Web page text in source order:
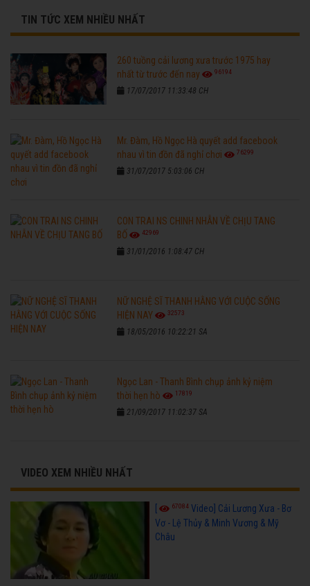
TIN TỨC XEM NHIỀU NHẤT
260 tuồng cải lương xưa trước 1975 hay
nhất từ trước đến nay
96194
17/07/2017 11:33:48 CH
Mr. Đàm, Hồ Ngọc Hà quyết add facebook
nhau vì tin đồn đã nghỉ chơi
76299
31/07/2017 5:03:06 CH
CON TRAI NS CHINH NHẪN VỀ CHỊU TANG
BỐ
42969
31/01/2016 1:08:47 CH
NỮ NGHỆ SĨ THANH HẰNG VỚI CUỘC SỐNG
HIỆN NAY
32573
18/05/2016 10:22:21 SA
Ngọc Lan - Thanh Bình chụp ảnh kỷ niệm
thời hẹn hò
17819
21/09/2017 11:02:37 SA
VIDEO XEM NHIỀU NHẤT
[ 67084 Video] Cải Lương Xưa - Bơ
Vơ - Lệ Thủy & Minh Vương & Mỹ
Châu